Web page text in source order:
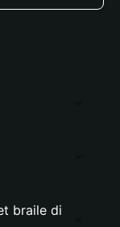
braile di